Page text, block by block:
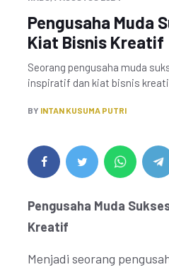
Pengusaha Muda
Kiat Bisnis Kreatif
Seorang pengusaha muda
inspiratif dan kiat bisnis
BY INTAN KUSUMA PUTRI
Pengusaha Muda
Kreatif
Menjadi seorang